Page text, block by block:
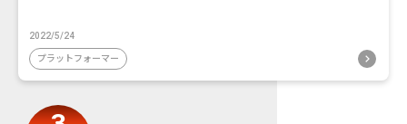
2022/5/24
プラットフォーマー